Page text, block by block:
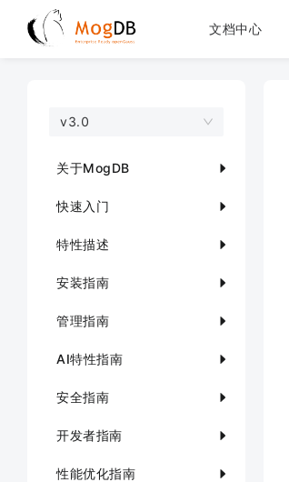
文档中心
v3.0
关于MogDB
快速入门
特性描述
安装指南
管理指南
AI特性指南
安全指南
开发者指南
性能优化指南